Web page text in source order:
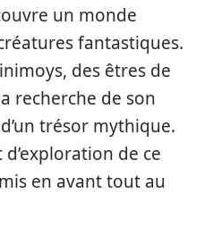
un monde
fantastiques.
des êtres de
recherche de son
trésor mythique.
d’exploration de ce
en avant tout au